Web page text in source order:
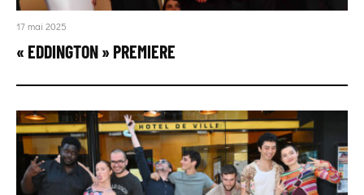
17 mai 2025
« EDDINGTON » PREMIERE